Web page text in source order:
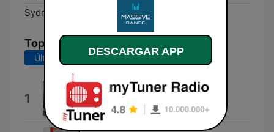
Sydney:
Top Canciones
Últimos 7 días Últimos 30 días
1 Diamond
Izzy Bizu
DESCARGAR APP